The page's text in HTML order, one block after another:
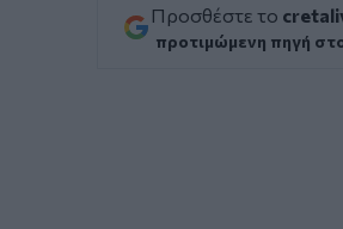
Προσθέστε το
προτιμώμενη πηγή